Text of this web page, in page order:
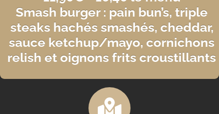
Smash burger: pain bun’s, triple
steaks hachés smashés, cheddar,
sauce ketchup/mayo, cornichons
relish et oignons frits croustillants